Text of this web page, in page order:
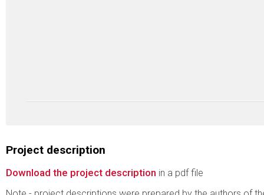
Project description
Download the project description in a pdf file